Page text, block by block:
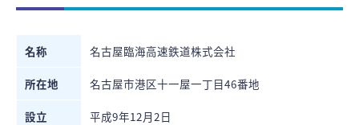
名称 名古屋臨海高速鉄道株式会社
所在地 名古屋市港区十一屋一丁目46番地
設立 平成9年12月2日